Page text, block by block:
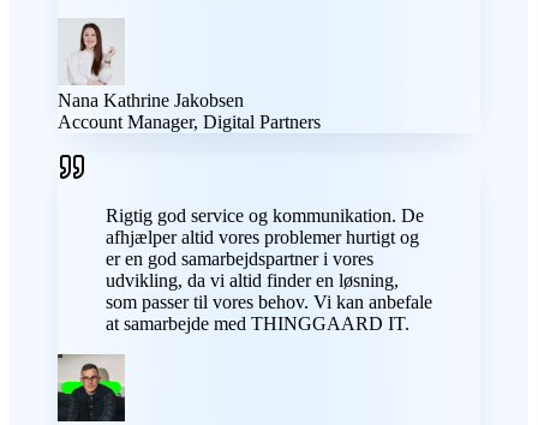
Nana Kathrine Jakobsen
Account Manager, Digital Partners
Rigtig god service og kommunikation. De
afhjælper altid vores problemer hurtigt og
er en god samarbejdspartner i vores
udvikling, da vi altid finder en løsning,
som passer til vores behov. Vi kan anbefale
at samarbejde med THINGGAARD IT.